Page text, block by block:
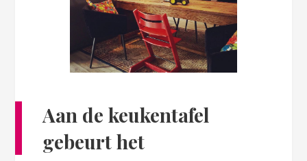
Aan de keukentafel
gebeurt het